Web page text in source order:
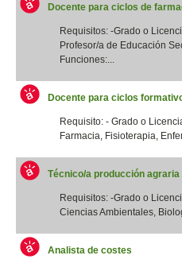
Docente para ciclos de
Requisitos: -Grado o
Profesor/a de Educación
Funciones:...
Docente para ciclos
Requisito: - Grado o
Farmacia, Fisioterapia,
Técnico/a producción agraria
Requisitos: -Grado o
Ciencias Ambientales,
Analista de costes